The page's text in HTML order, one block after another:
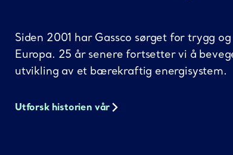
Siden 2001 har Gassco sørget for trygg
Europa. 25 år senere fortsetter vi å
utvikling av et bærekraftig energisystem.
Utforsk historien vår